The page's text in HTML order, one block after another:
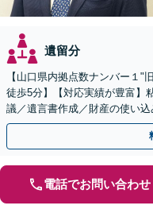
遺留分
【山口県内拠点数ナンバー１"
徒歩5分】【対応実績が豊富】
議／遺言書作成／財産の使い
たします。【周辺士業と連携
電話でお問い合わせ